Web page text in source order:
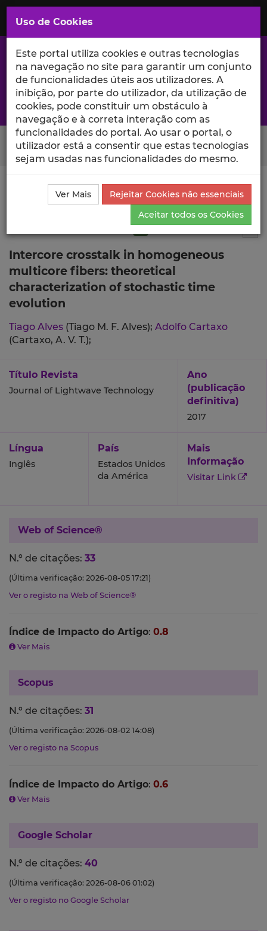
Saltar
para
Conteúdo
Principal
A excelência da investigação e ciência no Iscte
Search Button
Ciência_Iscte Publicações
Descrição Detalhada da
Publicação
Intercore crosstalk in homogeneous
multicore fibers: theoretical
characterization of stochastic time
evolution
Tiago Alves (Tiago M. F. Alves); Adolfo Cartaxo
(Cartaxo, A. V. T.);
Título Revista
Journal of Lightwave Technology
Ano
(publicação
definitiva)
2017
Língua
Inglês
País
Estados Unidos
da América
Mais
Informação
Visitar Link
Web of Science®
N.º de citações: 33
(Última verificação: 2026-08-05 17:21)
Ver o registo na Web of Science®
Índice de Impacto do Artigo: 0.8
Ver Mais
Scopus
N.º de citações: 31
(Última verificação: 2026-08-02 14:08)
Ver o registo na Scopus
Índice de Impacto do Artigo: 0.6
Ver Mais
Google Scholar
N.º de citações: 40
(Última verificação: 2026-08-06 01:02)
Ver o registo no Google Scholar
Uso de Cookies
Este portal utiliza cookies e outras tecnologias
na navegação no site para garantir um conjunto
de funcionalidades úteis aos utilizadores. A
inibição, por parte do utilizador, da utilização de
cookies, pode constituir um obstáculo à
navegação e à correta interação com as
funcionalidades do portal. Ao usar o portal, o
utilizador está a consentir que estas tecnologias
sejam usadas nas funcionalidades do mesmo.
Ver Mais
Rejeitar Cookies não essenciais
Aceitar todos os Cookies